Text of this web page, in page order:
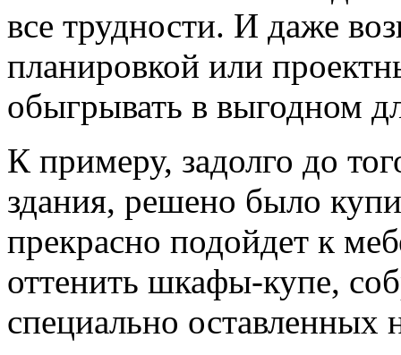
все трудности. И даже
планировкой или
обыгрывать в выгодном
К примеру, задолго до
здания, решено было
прекрасно подойдет к
оттенить шкафы-купе,
специально оставленных